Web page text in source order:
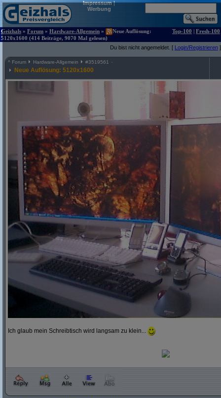
Impressum|
Werbung
Geizhals » Forum » Hardware-Allgemein »
Neue Auflösung:
5120x1600 (414 Beiträge, 9070 Mal gelesen)
Top-100 | Fresh-100
Du bist nicht angemeldet. [ Login/Registrieren ]
^ Forum Hardware-Allgemein #3519561
Neue Auflösung: 5120x1600
Ich glaub mein Schreibtisch wird langsam zu klein...